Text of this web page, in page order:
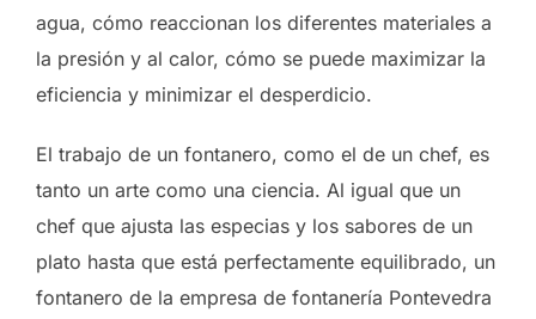
agua, cómo reaccionan los diferentes materiales a
la presión y al calor, cómo se puede maximizar la
eficiencia y minimizar el desperdicio.
El trabajo de un fontanero, como el de un chef, es
tanto un arte como una ciencia. Al igual que un
chef que ajusta las especias y los sabores de un
plato hasta que está perfectamente equilibrado, un
fontanero de la empresa de fontanería Pontevedra